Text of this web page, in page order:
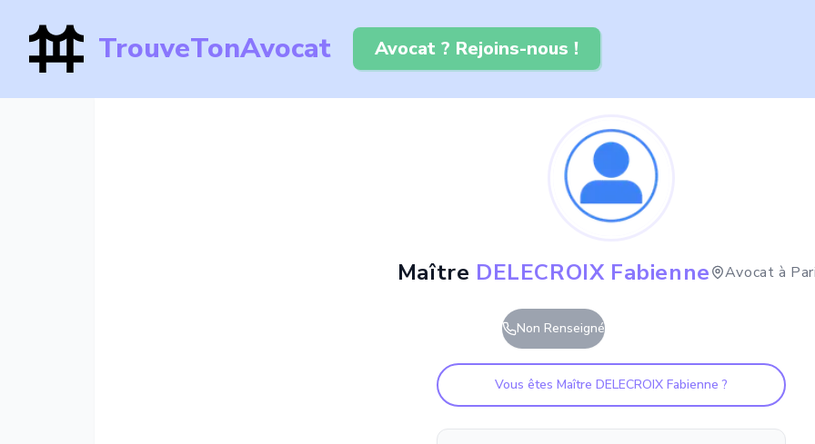
TrouveTonAvocat Avocat ? Rejoins-nous !
Maître DELECROIX Fabienne Avocat à
Non Renseigné
Vous êtes Maître DELECROIX Fabienne ?